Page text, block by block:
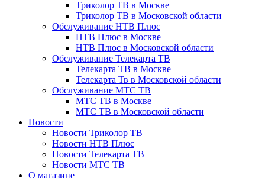
Триколор ТВ в Москве
Триколор ТВ в Московской области
Обслуживание НТВ Плюс
НТВ Плюс в Москве
НТВ Плюс в Московской области
Обслуживание Телекарта ТВ
Телекарта ТВ в Москве
Телекарта Тв в Московской области
Обслуживание МТС ТВ
МТС ТВ в Москве
МТС ТВ в Московской области
Новости
Новости Триколор ТВ
Новости НТВ Плюс
Новости Телекарта ТВ
Новости МТС ТВ
О магазине